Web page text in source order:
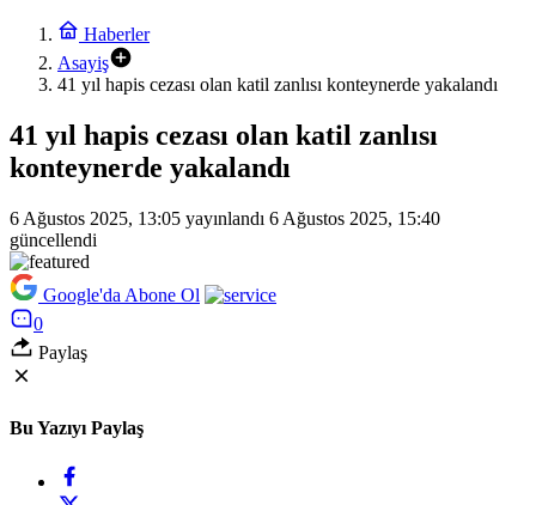
Haberler
Asayiş
41 yıl hapis cezası olan katil zanlısı konteynerde yakalandı
41 yıl hapis cezası olan katil zanlısı
konteynerde yakalandı
6 Ağustos 2025, 13:05 yayınlandı 6 Ağustos 2025, 15:40
güncellendi
Google'da Abone Ol
0
Paylaş
Bu Yazıyı Paylaş